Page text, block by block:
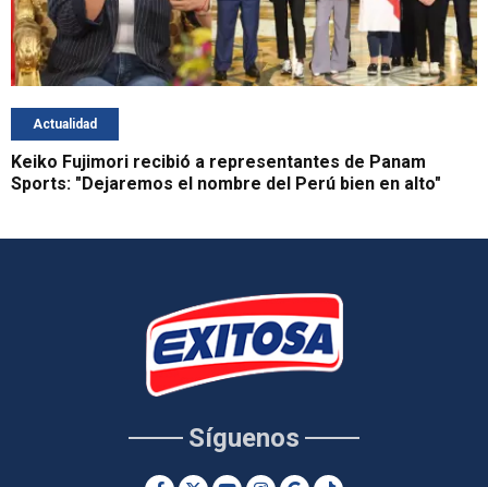
Actualidad
Keiko Fujimori recibió a representantes de Panam
Sports: "Dejaremos el nombre del Perú bien en alto"
Síguenos